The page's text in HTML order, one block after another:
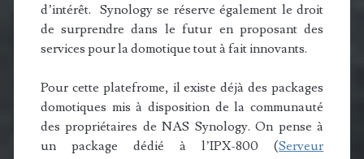
d’intérêt. Synology se réserve également le droit
de surprendre dans le futur en proposant des
services pour la domotique tout à fait innovants.
Pour cette platefrome, il existe déjà des packages
domotiques mis à disposition de la communauté
des propriétaires de NAS Synology. On pense à
un package dédié à l’IPX-800 (Serveur